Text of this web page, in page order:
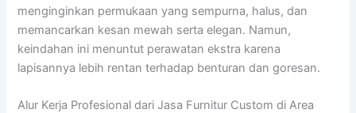
menginginkan permukaan yang sempurna, halus, dan
memancarkan kesan mewah serta elegan. Namun,
keindahan ini menuntut perawatan ekstra karena
lapisannya lebih rentan terhadap benturan dan goresan.
Alur Kerja Profesional dari Jasa Furnitur Custom di Area